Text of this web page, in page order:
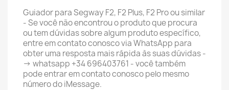
Guiador para Segway F2, F2 Plus, F2 Pro ou similar
- Se você não encontrou o produto que procura
ou tem dúvidas sobre algum produto específico,
entre em contato conosco via WhatsApp para
obter uma resposta mais rápida às suas dúvidas -
-> whatsapp +34 696403761 - você também
pode entrar em contato conosco pelo mesmo
número do iMessage.